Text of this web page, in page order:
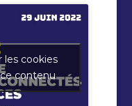
les cookies
contenu